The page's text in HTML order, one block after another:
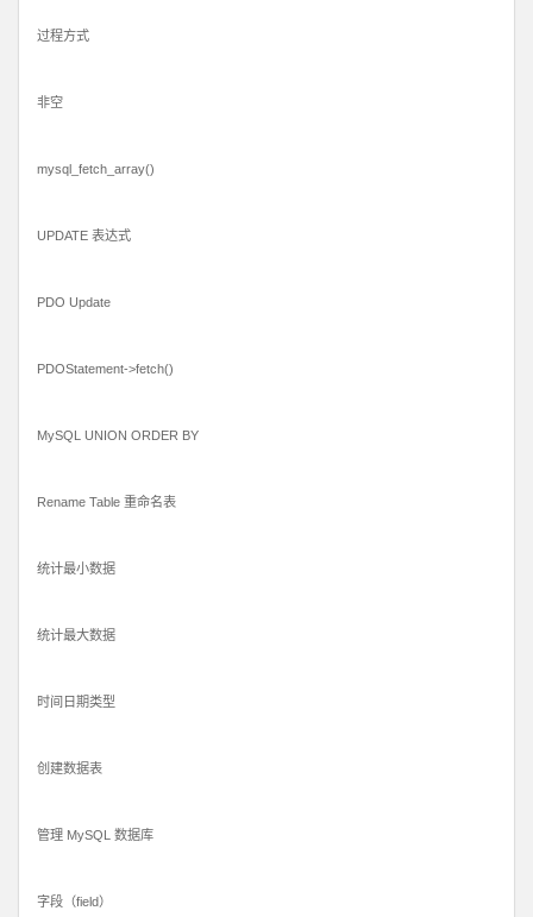
过程方式
非空
mysql_fetch_array()
UPDATE 表达式
PDO Update
PDOStatement->fetch()
MySQL UNION ORDER BY
Rename Table 重命名表
统计最小数据
统计最大数据
时间日期类型
创建数据表
管理 MySQL 数据库
字段（field）